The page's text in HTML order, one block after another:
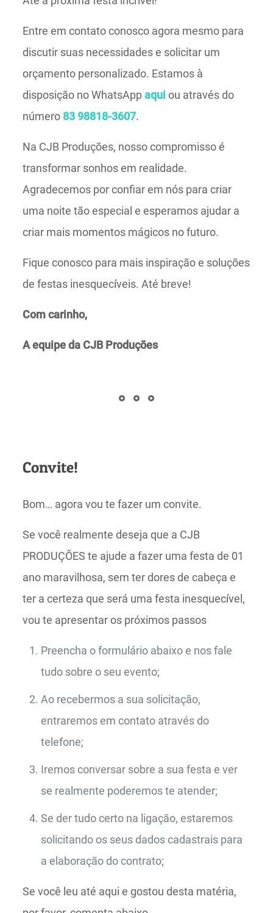
Entre em contato conosco agora mesmo para
discutir suas necessidades e solicitar um
orçamento personalizado. Estamos à
disposição no WhatsAppaquiou através do
número 83 98818-3607.
Na CJB Produções, nosso compromisso é
transformar sonhos em realidade.
Agradecemos por confiar em nós para criar
uma noite tão especial e esperamos ajudar a
criar mais momentos mágicos no futuro.
Fique conosco para mais inspiração e soluções
de festas inesquecíveis. Até breve!
Com carinho,
A equipe da CJB Produções
Convite!
Bom… agora vou te fazer um convite.
Se você realmente deseja que a CJB
PRODUÇÕES te ajude a fazer uma festa de 01
ano maravilhosa, sem ter dores de cabeça e
ter a certeza que será uma festa inesquecível,
vou te apresentar os próximos passos
Preencha o formulário abaixo e nos fale
tudo sobre o seu evento;
Ao recebermos a sua solicitação,
entraremos em contato através do
telefone;
Iremos conversar sobre a sua festa e ver
se realmente poderemos te atender;
Se der tudo certo na ligação, estaremos
solicitando os seus dados cadastrais para
a elaboração do contrato;
Se você leu até aqui e gostou desta matéria,